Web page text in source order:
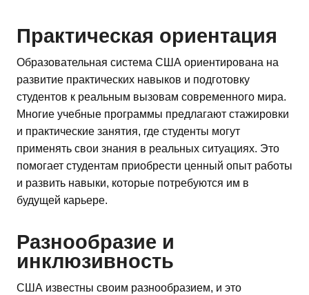
Практическая ориентация
Образовательная система США ориентирована на
развитие практических навыков и подготовку
студентов к реальным вызовам современного мира.
Многие учебные программы предлагают стажировки
и практические занятия, где студенты могут
применять свои знания в реальных ситуациях. Это
помогает студентам приобрести ценный опыт работы
и развить навыки, которые потребуются им в
будущей карьере.
Разнообразие и
инклюзивность
США известны своим разнообразием, и это